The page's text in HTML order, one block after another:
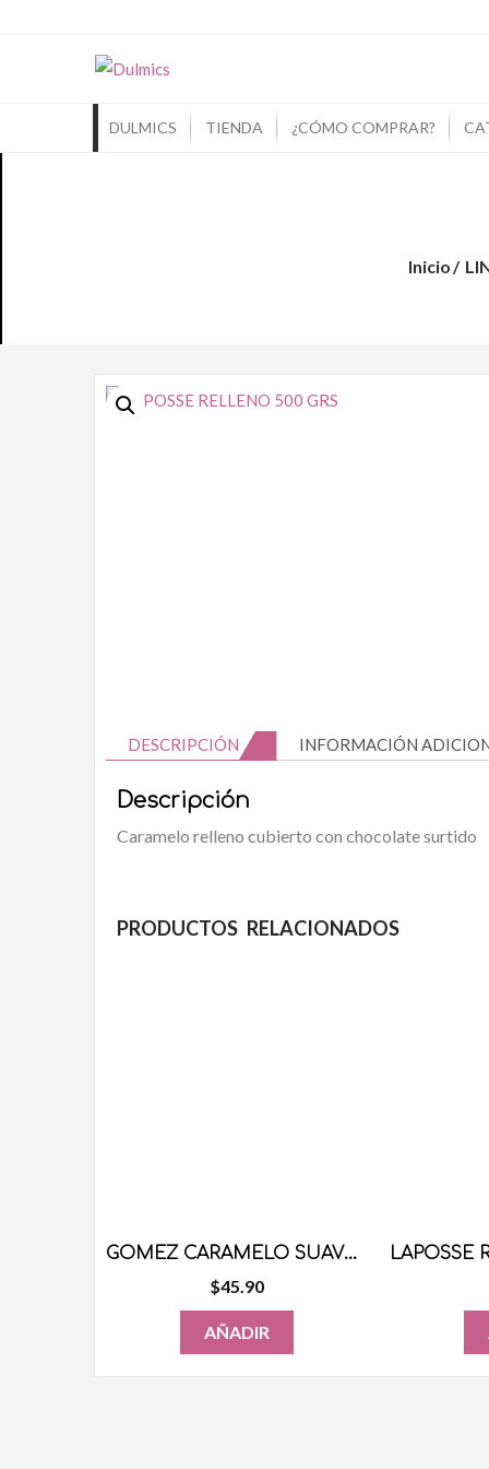
DULMICS TIENDA ¿CÓMO COMPRAR?
Inicio
DESCRIPCIÓN INFORMACIÓN
Descripción
Caramelo relleno cubierto con chocolate surtido
PRODUCTOS RELACIONADOS
GOMEZ CARAMELO SUAVE 100 PZS
$45.90
AÑADIR